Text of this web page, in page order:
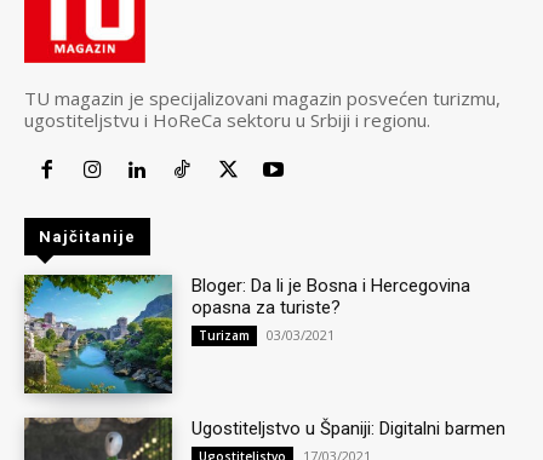
TU magazin je specijalizovani magazin posvećen turizmu,
ugostiteljstvu i HoReCa sektoru u Srbiji i regionu.
Najčitanije
Bloger: Da li je Bosna i Hercegovina
opasna za turiste?
Turizam 03/03/2021
Ugostiteljstvo u Španiji: Digitalni barmen
Ugostiteljstvo 17/03/2021